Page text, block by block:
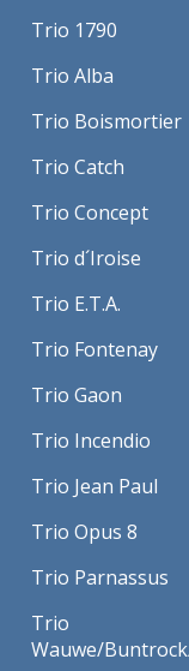
Trio 1790
Trio Alba
Trio Boismortier
Trio Catch
Trio Concept
Trio d´Iroise
Trio E.T.A.
Trio Fontenay
Trio Gaon
Trio Incendio
Trio Jean Paul
Trio Opus 8
Trio Parnassus
Trio
Wauwe/